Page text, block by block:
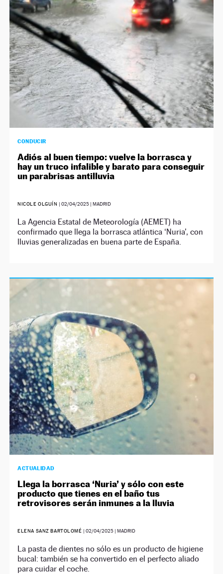
NEWSLETTER
SÍGUENOS
CONDUCIR
Adiós al buen tiempo: vuelve la borrasca y
hay un truco infalible y barato para conseguir
un parabrisas antilluvia
NICOLE OLGUÍN | 02/04/2025| MADRID
La Agencia Estatal de Meteorología (AEMET) ha
confirmado que llega la borrasca atlántica ‘Nuria’, con
lluvias generalizadas en buena parte de España.
ACTUALIDAD
Llega la borrasca ‘Nuria’ y sólo con este
producto que tienes en el baño tus
retrovisores serán inmunes a la lluvia
ELENA SANZ BARTOLOMÉ | 02/04/2025| MADRID
La pasta de dientes no sólo es un producto de higiene
bucal: también se ha convertido en el perfecto aliado
para cuidar el coche.